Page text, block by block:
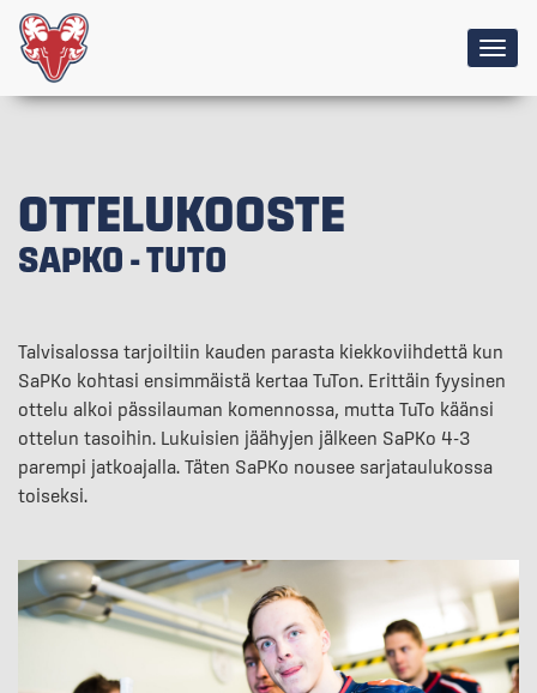
OTTELUKOOSTE
SAPKO - TUTO
Talvisalossa tarjoiltiin kauden parasta kiekkoviihdettä kun
SaPKo kohtasi ensimmäistä kertaa TuTon. Erittäin fyysinen
ottelu alkoi pässilauman komennossa, mutta TuTo käänsi
ottelun tasoihin. Lukuisien jäähyjen jälkeen SaPKo 4-3
parempi jatkoajalla. Täten SaPKo nousee sarjataulukossa
toiseksi.